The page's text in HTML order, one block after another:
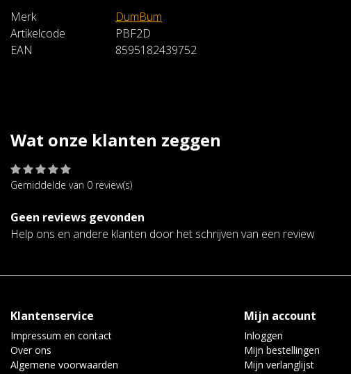
Merk
DumBum
Artikelcode
PBF2D
EAN
8595182439752
Wat onze klanten zeggen
Gemiddelde van 0 review(s)
Geen reviews gevonden
Help ons en andere klanten door het schrijven van een review
Klantenservice
Impressum en contact
Over ons
Algemene voorwaarden
Mijn account
Inloggen
Mijn bestellingen
Mijn verlanglijst